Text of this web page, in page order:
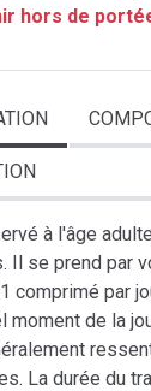
hors de
à l'âge
Il se prend par
comprimé par
moment de la
La durée du